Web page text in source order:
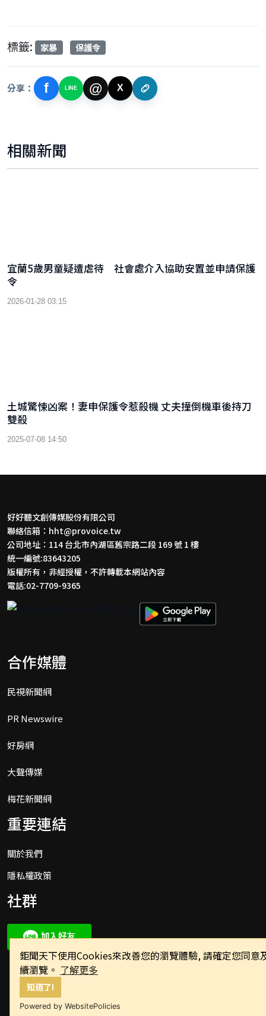
鉅聞天下使用Cookies來改善您的瀏覽體驗, 請確定您同意
續瀏覽。 了解更多
知道了!
Powered by WebsitePolicies
標籤: 家暴 保護令
分享： f LINE @ X
相關新聞
宜蘭5歲男童疑遭虐待 社會處介入協助安置並申請保護
令
2026-01-28 03:15
土城驚悚凶案！妻申保護令惹殺機 丈夫撞倒機車後持刀
雙殺
2025-07-08 14:50
好好聽文創傳媒股份有限公司
聯絡信箱： hht@provoice.tw
公司地址：114 台北市內湖區舊宗路二段 169 號 1 樓
統一編號:83643205
版權所有，非經授權，不許轉載本網站內容
電話:02-7709-9365
合作媒體
民視新聞網
PR Newswire
好房網
大聲傳媒
梅花新聞網
重要連結
關於我們
隱私權政策
社群